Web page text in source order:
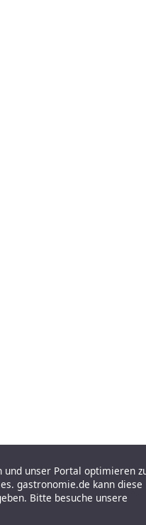
unser Portal optimieren
gastronomie.de kann diese
Bitte besuche unsere